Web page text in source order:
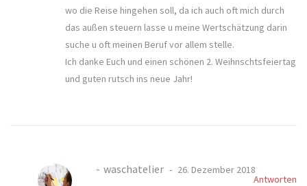
wo die Reise hingehen soll, da ich auch oft mich durch
das außen steuern lasse u meine Wertschätzung darin
suche u oft meinen Beruf vor allem stelle.
Ich danke Euch und einen schönen 2. Weihnschtsfeiertag
und guten rutsch ins neue Jahr!
waschatelier 26. Dezember 2018
Antworten